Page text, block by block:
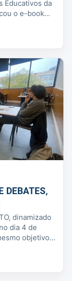
Educativos da
o e-book
DEBATES,
dinamizado
dia 4 de
objetivo,